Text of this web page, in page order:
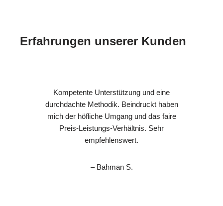
Erfahrungen unserer Kunden
Kompetente Unterstützung und eine
durchdachte Methodik. Beindruckt haben
mich der höfliche Umgang und das faire
Preis-Leistungs-Verhältnis. Sehr
empfehlenswert.
– Bahman S.